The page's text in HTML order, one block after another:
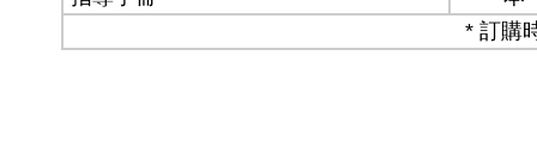
* 訂購